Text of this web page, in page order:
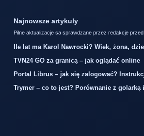
Najnowsze artykuly
Pilne aktualizacje sa sprawdzane przez redakcje przed
Ile lat ma Karol Nawrocki? Wiek, żona,
TVN24 GO za granicą – jak oglądać online
Portal Librus – jak się zalogować?
Trymer – co to jest? Porównanie z golarką